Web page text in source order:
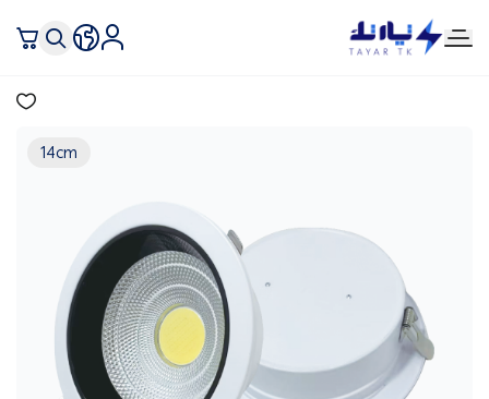
تيار تك إنارة وكهرباء
14cm